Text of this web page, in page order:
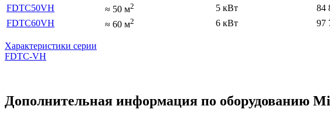
FDTC50VH
≈ 50 м2 5 кВт 84
FDTC60VH
≈ 60 м2 6 кВт 97
Характеристики серии
FDTC-VH
Дополнительная информация по оборудованию